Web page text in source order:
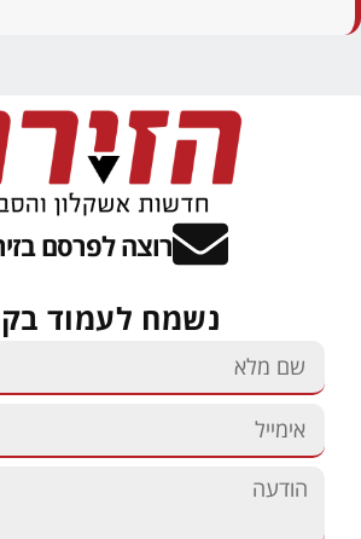
רוצה לפרסם
נשמח לעמוד